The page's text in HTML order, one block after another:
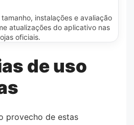
instalações e avaliação
atualizações do aplicativo nas
oficiais.
de uso
provecho de estas